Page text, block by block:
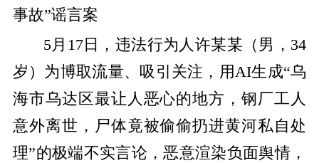
事故”谣言案
5月17日，违法行为人许某某（男，34
岁）为博取流量、吸引关注，用AI生成“乌
海市乌达区最让人恶心的地方，钢厂工人
意外离世，尸体竟被偷偷扔进黄河私自处
理”的极端不实言论，恶意渲染负面舆情，